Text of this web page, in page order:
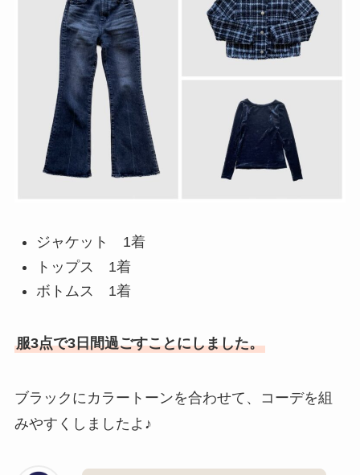
ジャケット 1着
トップス 1着
ボトムス 1着
服3点で3日間過ごすことにしました。
ブラックにカラートーンを合わせて、コーデを組
みやすくしましたよ♪